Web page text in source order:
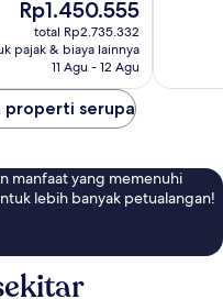
Harga
sekarang
Rp1.450.555
Rp1.450.555
total Rp2.735.332
pajak & biaya lainnya
11 Agu - 12 Agu
properti serupa
manfaat yang memenuhi
lebih banyak petualangan!